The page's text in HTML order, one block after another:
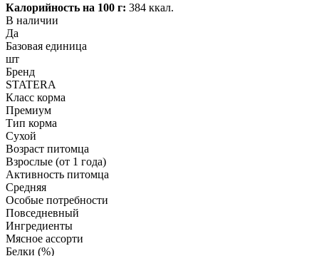
Калорийность на 100 г: 384 ккал.
В наличии
Да
Базовая единица
шт
Бренд
STATERA
Класс корма
Премиум
Тип корма
Сухой
Возраст питомца
Взрослые (от 1 года)
Активность питомца
Средняя
Особые потребности
Повседневный
Ингредиенты
Мясное ассорти
Белки (%)